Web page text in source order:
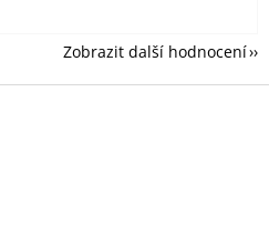
Zobrazit další hodnocení